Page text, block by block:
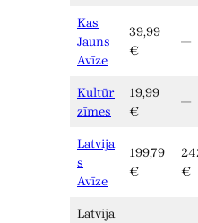
Kas
Jauns
Avīze
39,99
€
—
Kultūr
zīmes
19,99
€
—
Latvija
s
Avīze
199,79
€
€
Latvija